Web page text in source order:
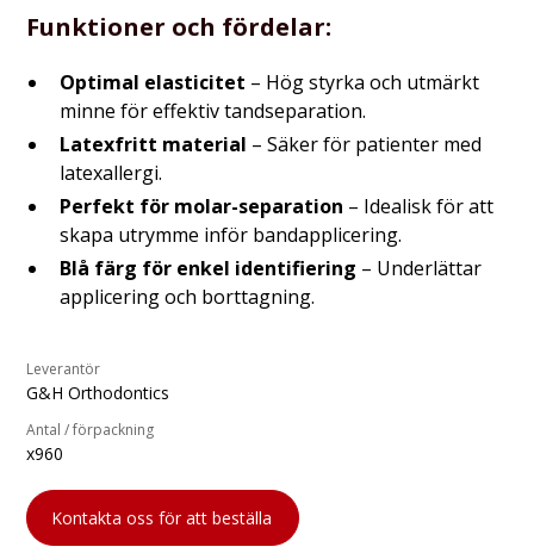
Funktioner och fördelar:
Optimal elasticitet – Hög styrka och utmärkt
minne för effektiv tandseparation.
Latexfritt material – Säker för patienter med
latexallergi.
Perfekt för molar-separation – Idealisk för att
skapa utrymme inför bandapplicering.
Blå färg för enkel identifiering – Underlättar
applicering och borttagning.
Leverantör
G&H Orthodontics
Antal / förpackning
x960
Kontakta oss för att beställa